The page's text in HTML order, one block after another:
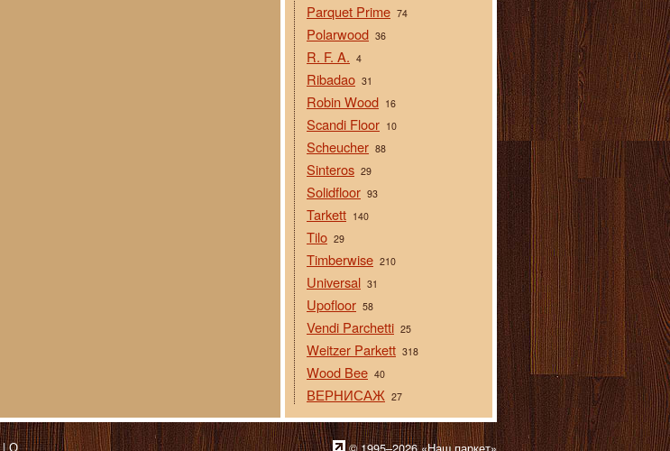
Parquet Prime 74
Polarwood 36
R. F. A. 4
Ribadao 31
Robin Wood 16
Scandi Floor 10
Scheucher 88
Sinteros 29
Solidfloor 93
Tarkett 140
Tilo 29
Timberwise 210
Universal 31
Upofloor 58
Vendi Parchetti 25
Weitzer Parkett 318
Wood Bee 40
ВЕРНИСАЖ 27
О